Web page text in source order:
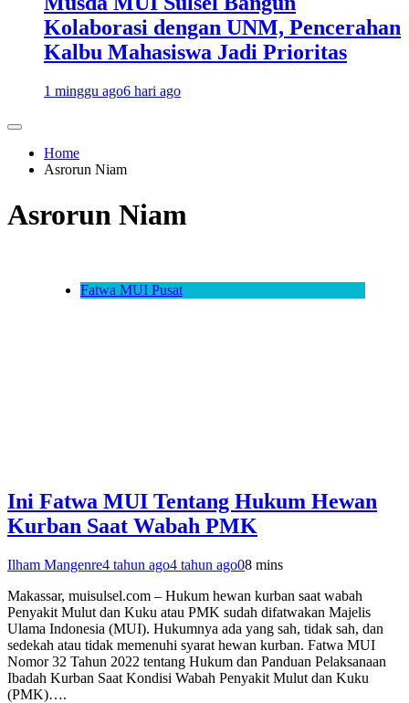
Kolaborasi dengan UNM, Pencerahan
Kalbu Mahasiswa Jadi Prioritas
1 minggu ago6 hari ago
Home
Asrorun Niam
Asrorun Niam
Fatwa MUI Pusat
Ini Fatwa MUI Tentang Hukum Hewan
Kurban Saat Wabah PMK
Ilham Mangenre4 tahun ago4 tahun ago08 mins
Makassar, muisulsel.com – Hukum hewan kurban saat wabah
Penyakit Mulut dan Kuku atau PMK sudah difatwakan Majelis
Ulama Indonesia (MUI). Hukumnya ada yang sah, tidak sah, dan
sedekah atau tidak memenuhi syarat hewan kurban. Fatwa MUI
Nomor 32 Tahun 2022 tentang Hukum dan Panduan Pelaksanaan
Ibadah Kurban Saat Kondisi Wabah Penyakit Mulut dan Kuku
(PMK)….